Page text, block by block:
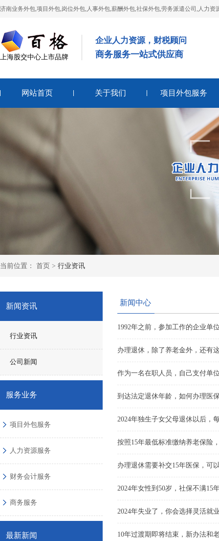
济南业务外包,项目外包,岗位外包,人事外包,薪酬外包,社保外包,劳务派遣公司,人力
上海股交中心上市品牌
企业人力资源，财税顾问
商务服务一站式供应商
网站首页 关于我们 项目外包服务
当前位置： 首页 > 行业资讯
新闻资讯
行业资讯
公司新闻
服务业务
项目外包服务
人力资源服务
财务会计服务
商务服务
最新新闻
新闻中心
1992年之前，参加工作的企业单
办理退休，除了养老金外，还有
作为一名在职人员，自己支付单
到达法定退休年龄，如何办理医
2024年独生子女父母退休以后，
按照15年最低标准缴纳养老保险
办理退休需要补交15年医保，可
2024年女性到50岁，社保不满15
2024年失业了，你会选择灵活就
10年过渡期即将结束，新办法和